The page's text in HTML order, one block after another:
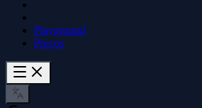
Playground
Preços